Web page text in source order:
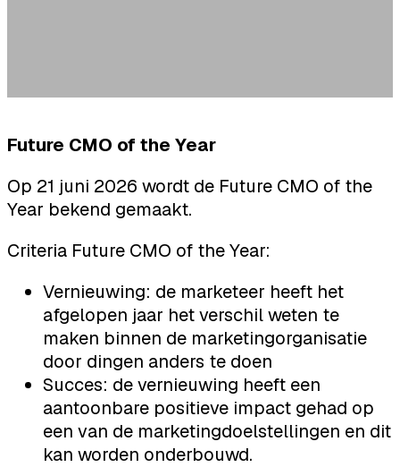
Future CMO of the Year
Op 21 juni 2026 wordt de Future CMO of the
Year bekend gemaakt.
Criteria Future CMO of the Year:
Vernieuwing: de marketeer heeft het
afgelopen jaar het verschil weten te
maken binnen de marketingorganisatie
door dingen anders te doen
Succes: de vernieuwing heeft een
aantoonbare positieve impact gehad op
een van de marketingdoelstellingen en dit
kan worden onderbouwd.